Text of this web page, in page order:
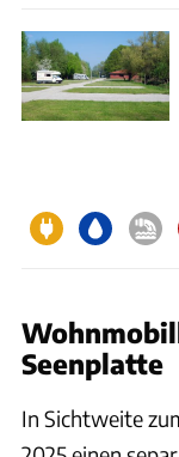
Seenplatte
In Sichtweite